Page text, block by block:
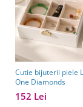
Cutie bijuterii piele
One Diamonds
152 Lei